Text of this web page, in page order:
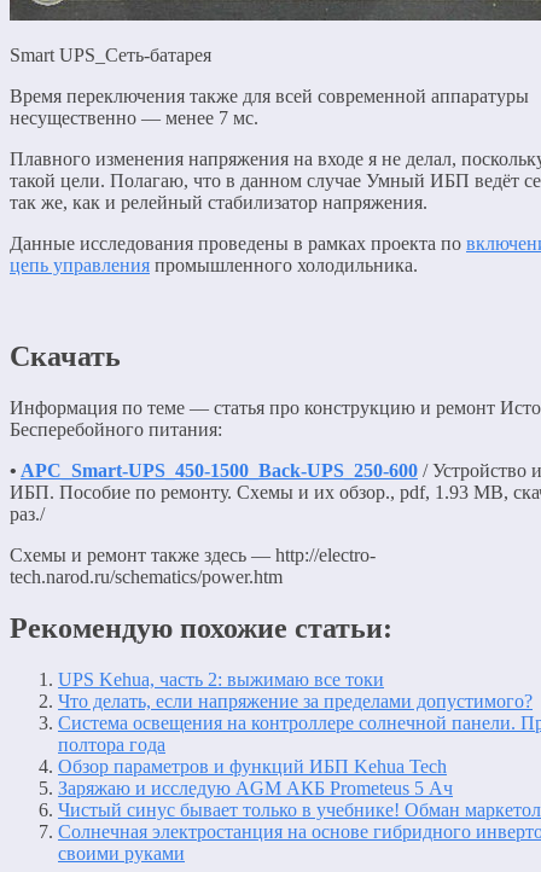
Smart UPS_Сеть-батарея
Время переключения также для всей современной аппаратуры
несущественно — менее 7 мс.
Плавного изменения напряжения на входе я не делал,
такой цели. Полагаю, что в данном случае Умный ИБП ведёт
так же, как и релейный стабилизатор напряжения.
Данные исследования проведены в рамках проекта по
цепь управления промышленного холодильника.
Скачать
Информация по теме — статья про конструкцию и ремонт
Бесперебойного питания:
• APC_Smart-UPS_450-1500_Back-UPS_250-600 / Устройство
ИБП. Пособие по ремонту. Схемы и их обзор., pdf, 1.93 MB,
раз./
Схемы и ремонт также здесь — http://electro-
tech.narod.ru/schematics/power.htm
Рекомендую похожие статьи:
UPS Kehua, часть 2: выжимаю все токи
Что делать, если напряжение за пределами допустимого?
Система освещения на контроллере солнечной панели.
полтора года
Обзор параметров и функций ИБП Kehua Tech
Заряжаю и исследую AGM АКБ Prometeus 5 Ач
Чистый синус бывает только в учебнике! Обман
Солнечная электростанция на основе гибридного
своими руками